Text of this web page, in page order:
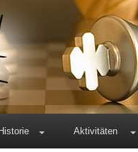
Historie Aktivitäten